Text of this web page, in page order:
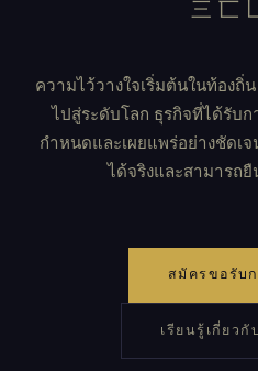
三匸
ความไว้วางใจเริ่มต้นในท้อง
ไปสู่ระดับโลก ธุรกิจที่ได้รับ
กำหนดและเผยแพร่อย่างชัด
ได้จริงและสามารถ
สมัครขอรับ
เรียนรู้เกี่ยว